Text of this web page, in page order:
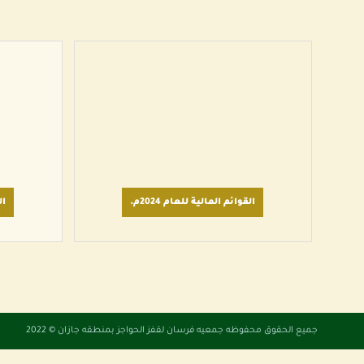
القوائم المالية للعام 2024م.
جميع الحقوق محفوظه جمعيه فرسان لقفز الحواجز بمنطقه جازان © 2022